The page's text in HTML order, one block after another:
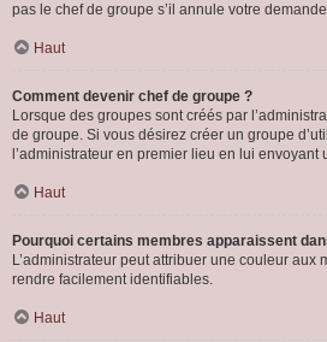
pas le chef de groupe s’il annule votre
Haut
Comment devenir chef de groupe ?
Lorsque des groupes sont créés par
de groupe. Si vous désirez créer un groupe
l’administrateur en premier lieu en lui envoyant
Haut
Pourquoi certains membres apparaissent
L’administrateur peut attribuer une couleur aux
rendre facilement identifiables.
Haut